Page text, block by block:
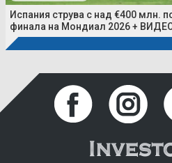
Испания струва с над €400 млн.
финала на Мондиал 2026 +